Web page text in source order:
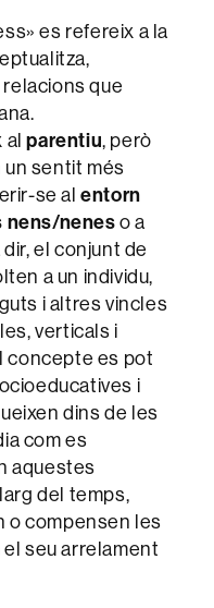
es refereix a la
que
alparentiu, però
sentit més
se alentorn
nens/neneso a
dir, el conjunt de
a un individu,
i altres vincles
verticals i
concepte es pot
i
dins de les
com es
aquestes
del temps,
o compensen les
seu arrelament